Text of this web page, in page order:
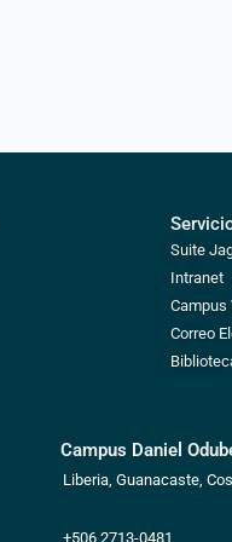
Suite
Intranet
Campus
Correo
Campus Daniel
Liberia, Guanacaste,
+506 2713-0481